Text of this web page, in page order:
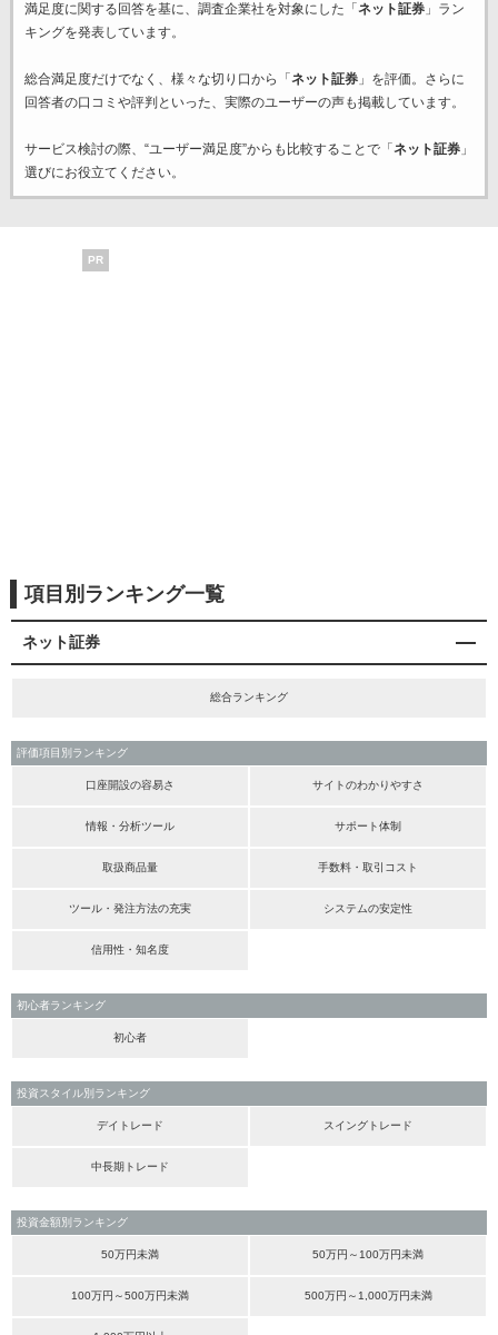
満足度に関する回答を基に、調査企業社を対象にした「 ネット証券」ラン
キングを発表しています。
総合満足度だけでなく、様々な切り口から「 ネット証券」を評価。さらに
回答者の口コミや評判といった、実際のユーザーの声も掲載しています。
サービス検討の際、“ユーザー満足度”からも比較することで「 ネット証券」
選びにお役立てください。
PR
項目別ランキング一覧
ネット証券
総合ランキング
評価項目別ランキング
口座開設の容易さ サイトのわかりやすさ
情報・分析ツール サポート体制
取扱商品量 手数料・取引コスト
ツール・発注方法の充実 システムの安定性
信用性・知名度
初心者ランキング
初心者
投資スタイル別ランキング
デイトレード スイングトレード
中長期トレード
投資金額別ランキング
50万円未満 50万円～100万円未満
100万円～500万円未満 500万円～1,000万円未満